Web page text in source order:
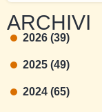
ARCHIVI
2026 (39)
2025 (49)
2024 (65)